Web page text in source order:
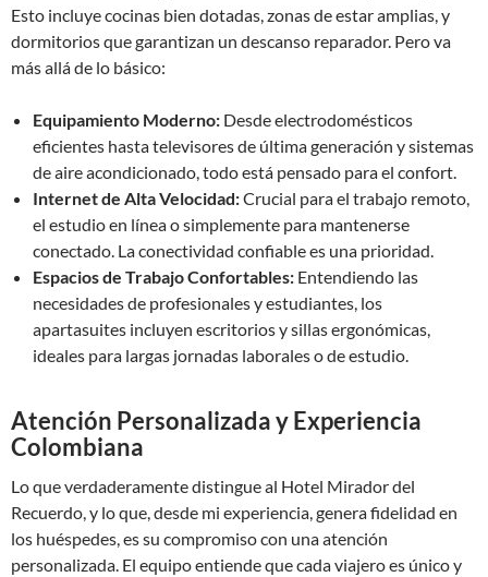
Esto incluye cocinas bien dotadas, zonas de estar amplias, y
dormitorios que garantizan un descanso reparador. Pero va
más allá de lo básico:
Equipamiento Moderno: Desde electrodomésticos
eficientes hasta televisores de última generación y sistemas
de aire acondicionado, todo está pensado para el confort.
Internet de Alta Velocidad:Crucial para el trabajo remoto,
el estudio en línea o simplemente para mantenerse
conectado. La conectividad confiable es una prioridad.
Espacios de Trabajo Confortables: Entendiendo las
necesidades de profesionales y estudiantes, los
apartasuites incluyen escritorios y sillas ergonómicas,
ideales para largas jornadas laborales o de estudio.
Atención Personalizada y Experiencia
Colombiana
Lo que verdaderamente distingue al Hotel Mirador del
Recuerdo, y lo que, desde mi experiencia, genera fidelidad en
los huéspedes, es su compromiso con una atención
personalizada. El equipo entiende que cada viajero es único y